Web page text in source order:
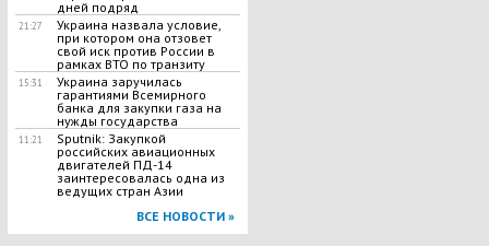
дней подряд
21:27
Украина назвала условие,
при котором она отзовет
свой иск против России в
рамках ВТО по транзиту
15:31
Украина заручилась
гарантиями Всемирного
банка для закупки газа на
нужды государства
11:21
Sputnik: Закупкой
российских авиационных
двигателей ПД-14
заинтересовалась одна из
ведущих стран Азии
ВСЕ НОВОСТИ »